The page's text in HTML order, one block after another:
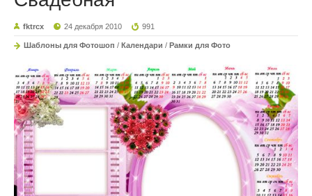
fktrcx 24 декабря 2010 991
Шаблоны для Фотошоп / Календари / Рамки для Фото